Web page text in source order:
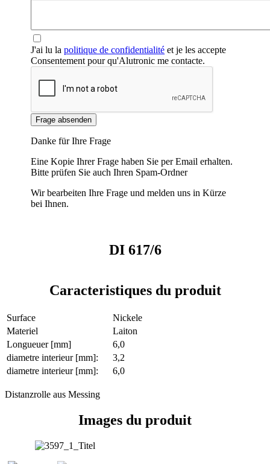
J'ai lu lapolitique de confidentialité et je les accepte
Consentement pour qu'Alutronic me contacte.
Frage absenden
Danke für Ihre Frage
Eine Kopie Ihrer Frage haben Sie per Email erhalten.
Bitte prüfen Sie auch Ihren Spam-Ordner
Wir bearbeiten Ihre Frage und melden uns in Kürze
bei Ihnen.
DI 617/6
Caracteristiques du produit
Surface
Nickele
Materiel
Laiton
Longueuer [mm]
6,0
diametre interieur [mm]:
3,2
diametre interieur [mm]:
6,0
Distanzrolle aus Messing
Images du produit